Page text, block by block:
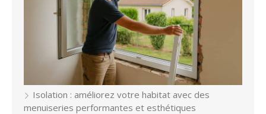
Isolation : améliorez votre habitat avec des
menuiseries performantes et esthétiques